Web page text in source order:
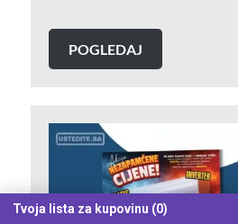
POGLEDAJ
Tvoja lista za kupovinu (0)